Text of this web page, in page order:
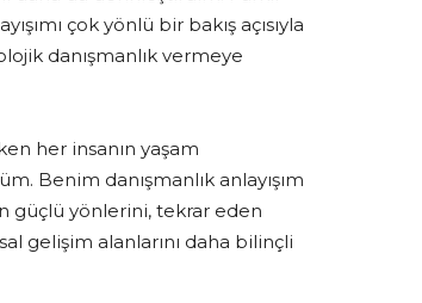
çok yönlü bir bakış açısıyla
danışmanlık vermeye
her insanın yaşam
Benim danışmanlık anlayışım
güçlü yönlerini, tekrar eden
gelişim alanlarını daha bilinçli